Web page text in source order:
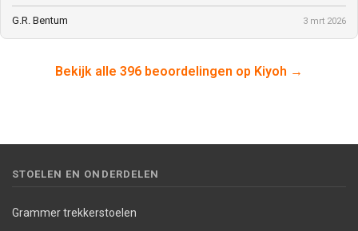
G.R. Bentum 3 mrt 2026
Bekijk alle 396 beoordelingen op Kiyoh →
STOELEN EN ONDERDELEN
Grammer trekkerstoelen